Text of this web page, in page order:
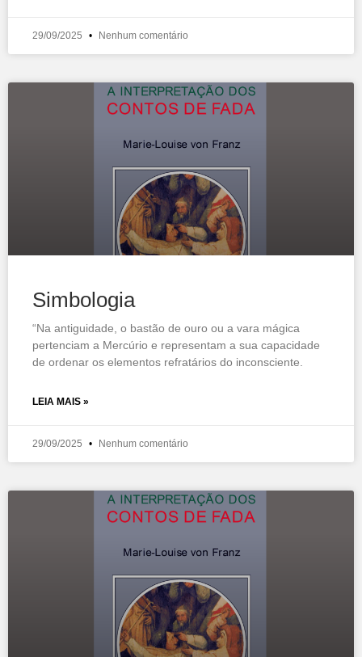
29/09/2025 Nenhum comentário
Simbologia
“Na antiguidade, o bastão de ouro ou a vara mágica
pertenciam a Mercúrio e representam a sua capacidade
de ordenar os elementos refratários do inconsciente.
LEIA MAIS »
29/09/2025 Nenhum comentário